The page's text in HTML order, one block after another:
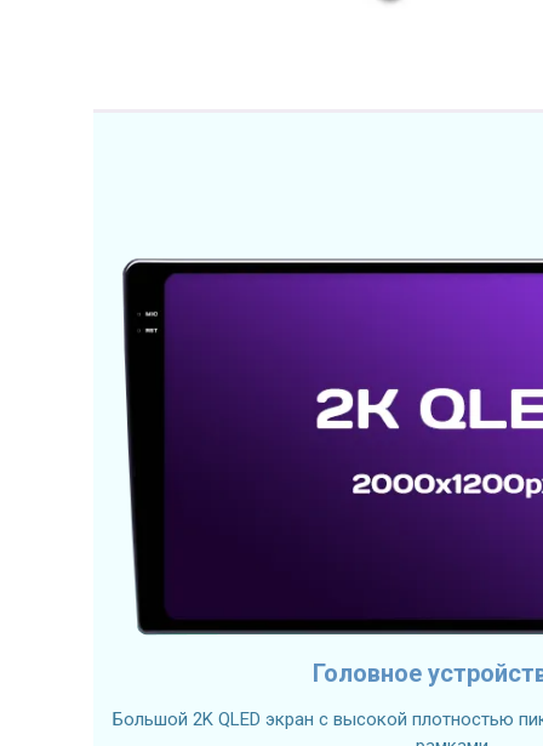
Головное
Большой 2K QLED экран с высокой плотностью